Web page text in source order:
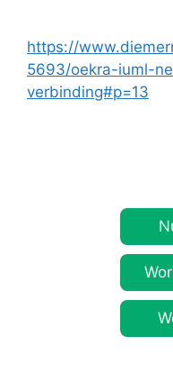
https://
5693/oekra-iuml-
verbinding#p=13